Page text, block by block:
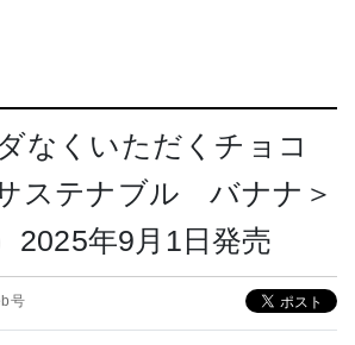
なくいただくチョコ
ステナブル バナナ＞
2025年9月1日発売
号